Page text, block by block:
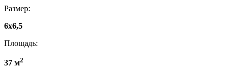
Размер:
6x6,5
Площадь:
37 м2